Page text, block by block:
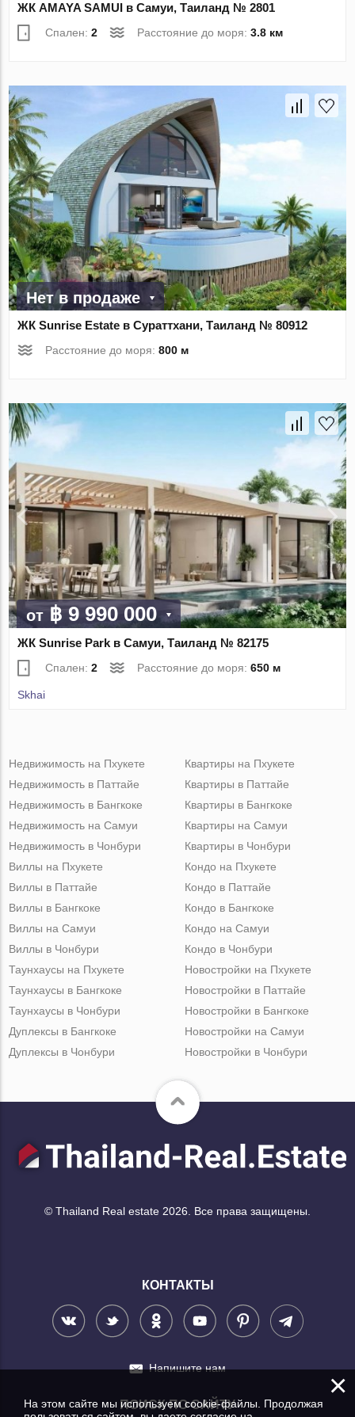
ЖК AMAYA SAMUI в Самуи, Таиланд № 2801
Спален:2 Расстояние до моря:3.8 км
Нет в продаже
ЖК Sunrise Estate в Сураттхани, Таиланд № 80912
Расстояние до моря:800 м
от ฿ 9 990 000
ЖК Sunrise Park в Самуи, Таиланд № 82175
Спален:2 Расстояние до моря:650 м
Skhai
Недвижимость на Пхукете
Недвижимость в Паттайе
Недвижимость в Бангкоке
Недвижимость на Самуи
Недвижимость в Чонбури
Квартиры на Пхукете
Квартиры в Паттайе
Квартиры в Бангкоке
Квартиры на Самуи
Квартиры в Чонбури
Виллы на Пхукете
Виллы в Паттайе
Виллы в Бангкоке
Виллы на Самуи
Виллы в Чонбури
Кондо на Пхукете
Кондо в Паттайе
Кондо в Бангкоке
Кондо на Самуи
Кондо в Чонбури
Таунхаусы на Пхукете
Таунхаусы в Бангкоке
Таунхаусы в Чонбури
Дуплексы в Бангкоке
Дуплексы в Чонбури
Новостройки на Пхукете
Новостройки в Паттайе
Новостройки в Бангкоке
Новостройки на Самуи
Новостройки в Чонбури
© Thailand Real estate 2026. Все права защищены.
КОНТАКТЫ
Напишите нам
ПОИСК ПО САЙТУ
×
На этом сайте мы используем cookie-файлы. Продолжая